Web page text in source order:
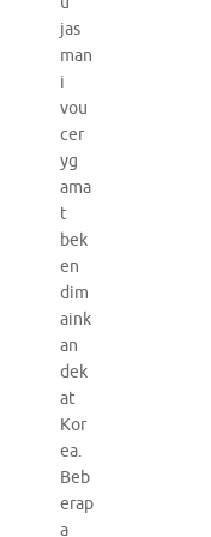
jas
man
i
vou
cer
yg
ama
t
bek
en
dim
aink
an
dek
at
Kor
ea.
Beb
erap
a